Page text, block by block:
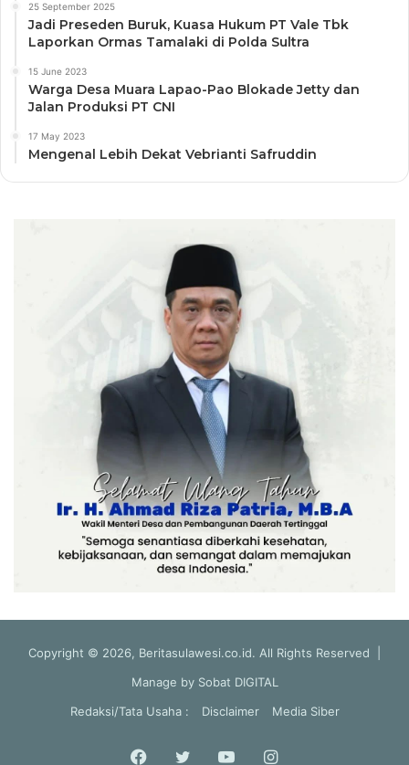
25 September 2025
Jadi Preseden Buruk, Kuasa Hukum PT Vale Tbk
Laporkan Ormas Tamalaki di Polda Sultra
15 June 2023
Warga Desa Muara Lapao-Pao Blokade Jetty dan
Jalan Produksi PT CNI
17 May 2023
Mengenal Lebih Dekat Vebrianti Safruddin
Copyright © 2026, Beritasulawesi.co.id. All Rights Reserved |
Manage by Sobat DIGITAL
Redaksi/Tata Usaha :
Disclaimer Media Siber
Facebook
Twitter YouTubeInstagram